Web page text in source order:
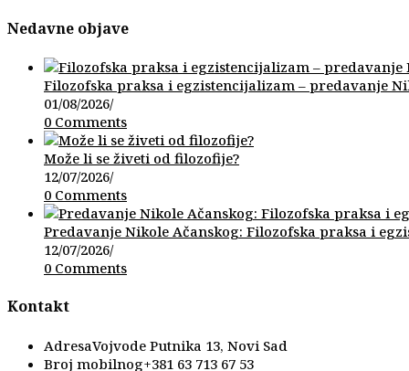
Nedavne objave
Filozofska praksa i egzistencijalizam – predavanje
01/08/2026/
0 Comments
Može li se živeti od filozofije?
12/07/2026/
0 Comments
Predavanje Nikole Ačanskog: Filozofska praksa i
12/07/2026/
0 Comments
Kontakt
AdresaVojvode Putnika 13, Novi Sad
Broj mobilnog+381 63 713 67 53